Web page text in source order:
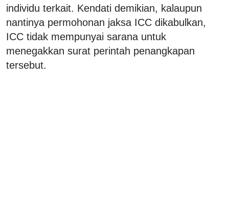
individu terkait. Kendati demikian, kalaupun
nantinya permohonan jaksa ICC dikabulkan,
ICC tidak mempunyai sarana untuk
menegakkan surat perintah penangkapan
tersebut.